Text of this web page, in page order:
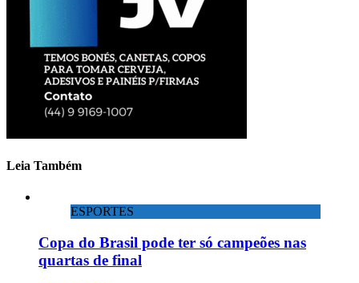
Leia Também
ESPORTES
Copa do Brasil pode ter só campeões nas
quartas de final